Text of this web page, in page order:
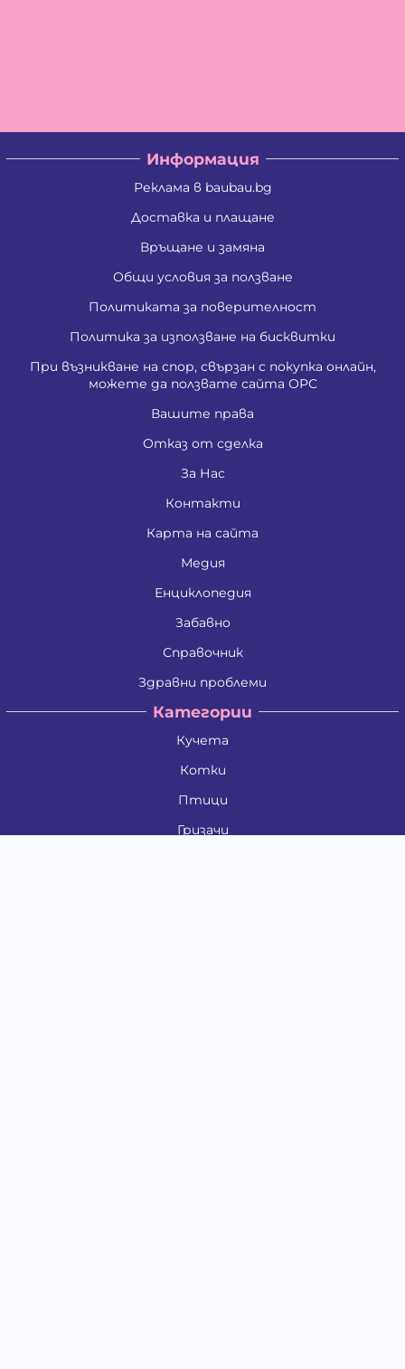
Информация
Реклама в baubau.bg
Доставка и плащане
Връщане и замяна
Общи условия за ползване
Политиката за поверителност
Политика за използване на бисквитки
При възникване на спор, свързан с покупка онлайн,
можете да ползвате сайта ОРС
Вашите права
Отказ от сделка
За Нас
Контакти
Карта на сайта
Медия
Енциклопедия
Забавно
Справочник
Здравни проблеми
Категории
Кучета
Котки
Птици
Гризачи